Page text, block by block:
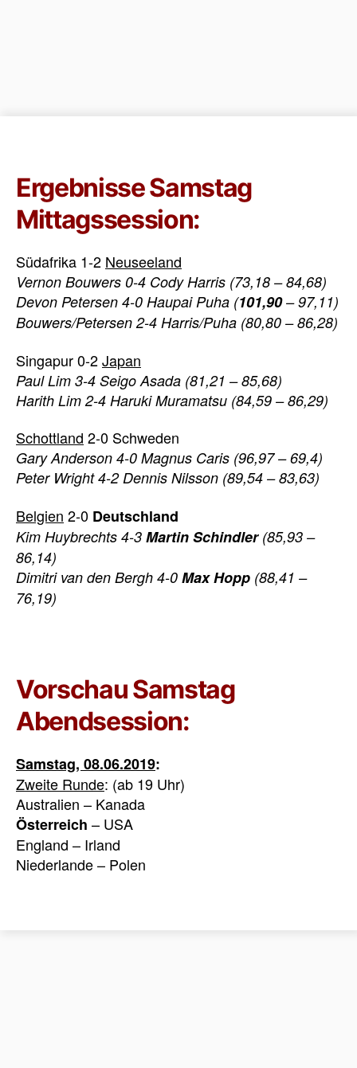
Ergebnisse Samstag
Mittagssession:
Südafrika 1-2 Neuseeland
Vernon Bouwers 0-4 Cody Harris (73,18 – 84,68)
Devon Petersen 4-0 Haupai Puha (101,90– 97,11)
Bouwers/Petersen 2-4 Harris/Puha (80,80 – 86,28)
Singapur 0-2Japan
Paul Lim 3-4 Seigo Asada (81,21 – 85,68)
Harith Lim 2-4 Haruki Muramatsu (84,59 – 86,29)
Schottland 2-0 Schweden
Gary Anderson 4-0 Magnus Caris (96,97 – 69,4)
Peter Wright 4-2 Dennis Nilsson (89,54 – 83,63)
Belgien 2-0 Deutschland
Kim Huybrechts 4-3 Martin Schindler (85,93 –
86,14)
Dimitri van den Bergh 4-0 Max Hopp (88,41 –
76,19)
Vorschau Samstag
Abendsession:
Samstag, 08.06.2019:
Zweite Runde: (ab 19 Uhr)
Australien – Kanada
Österreich – USA
England – Irland
Niederlande – Polen